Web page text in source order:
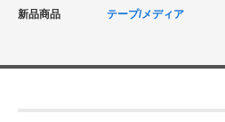
ポータブルレコーダ
新品商品 テープ/メディア